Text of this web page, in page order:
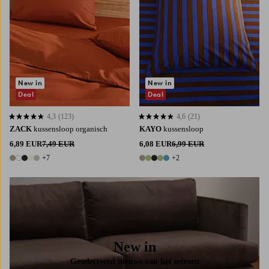
ZACK kussensloop organisch
6,89 EUR7,49 EUR
12 kleuren
+7
4,3 op basis van 123 beoordelingen
4,3 (123)
New in
Deal
KAYO kussensloop
6,08 EUR6,99 EUR
7 kleuren
+2
4,6 op basis van 21 beoordelingen
4,6 (21)
New in
Deal
New in
Geselecteerd nieuws van het seizoen